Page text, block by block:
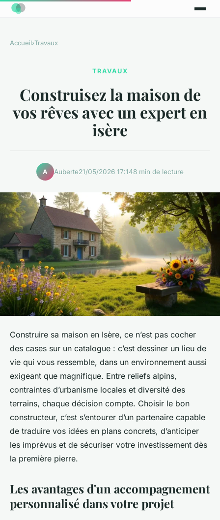
Accueil›Travaux
TRAVAUX
Construisez la maison de
vos rêves avec un expert en
isère
A Auberte21/05/2026 17:148 min de lecture
Construire sa maison en Isère, ce n’est pas cocher
des cases sur un catalogue : c’est dessiner un lieu de
vie qui vous ressemble, dans un environnement aussi
exigeant que magnifique. Entre reliefs alpins,
contraintes d’urbanisme locales et diversité des
terrains, chaque décision compte. Choisir le bon
constructeur, c’est s’entourer d’un partenaire capable
de traduire vos idées en plans concrets, d’anticiper
les imprévus et de sécuriser votre investissement dès
la première pierre.
Les avantages d'un accompagnement
personnalisé dans votre projet